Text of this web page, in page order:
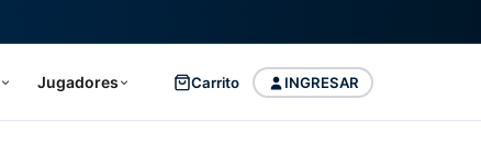
Jugadores INGRESAR
Carrito